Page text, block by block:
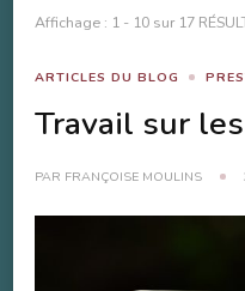
Affichage : 1 - 10 sur 17
ARTICLES DU BLOG
Travail sur
PAR FRANÇOISE MOULINS